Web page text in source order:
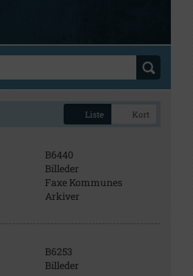
Liste Kort
B6440
Billeder
Faxe Kommunes
Arkiver
B6253
Billeder